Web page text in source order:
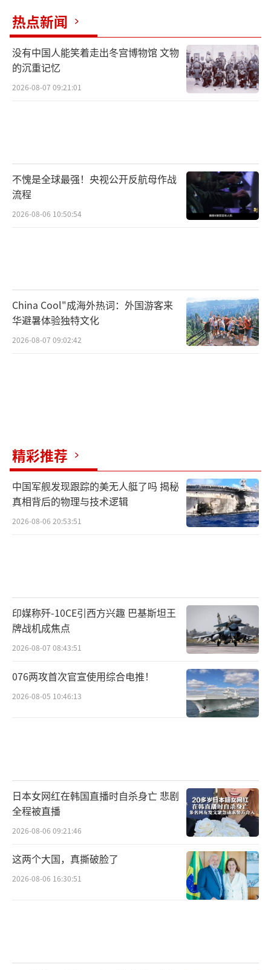
热点新闻
没有中国人能笑着走出冬宫博物馆 文物
的沉重记忆
2026-08-07 09:21:01
不愧是全球最强！央视公开反航母作战
流程
2026-08-06 10:50:54
China Cool"成海外热词：外国游客来
华避暑体验独特文化
2026-08-07 09:02:42
精彩推荐
中国军舰发现跟踪的美无人艇了吗 揭秘
真相背后的物理与技术逻辑
2026-08-06 20:53:51
印媒称歼-10CE引西方兴趣 巴基斯坦王
牌战机成焦点
2026-08-07 08:43:51
076两攻首次官宣使用综合电推！
2026-08-05 10:46:13
日本女网红在韩国直播时自杀身亡 悲剧
全程被直播
2026-08-06 09:21:46
这两个大国，真撕破脸了
2026-08-06 16:30:51